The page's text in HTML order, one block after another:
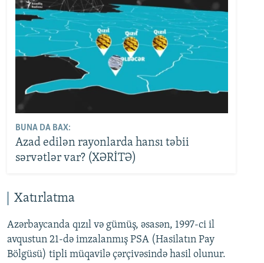
BUNA DA BAX:
Azad edilən rayonlarda hansı təbii
sərvətlər var? (XƏRİTƏ)
Xatırlatma
Azərbaycanda qızıl və gümüş, əsasən, 1997-ci il
avqustun 21-də imzalanmış PSA (Hasilatın Pay
Bölgüsü) tipli müqavilə çərçivəsində hasil olunur.